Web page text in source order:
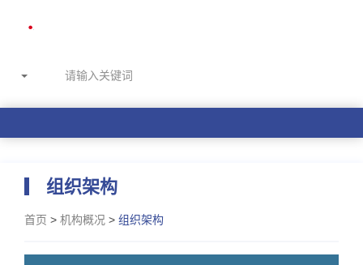
组织架构
首页 > 机构概况 > 组织架构